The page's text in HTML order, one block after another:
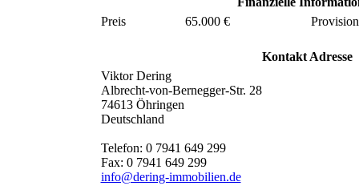
Preis
65.000 € Provision
Kontakt Adresse
Viktor Dering
Albrecht-von-Bernegger-Str. 28
74613 Öhringen
Deutschland
Telefon: 0 7941 649 299
Fax: 0 7941 649 299
info@dering-immobilien.de